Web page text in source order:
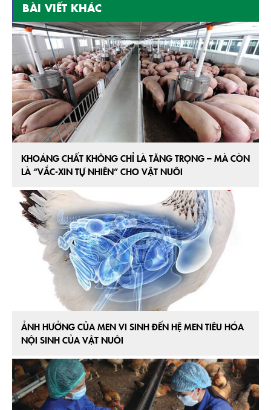
BÀI VIẾT KHÁC
KHOÁNG CHẤT KHÔNG CHỈ LÀ TĂNG TRỌNG – MÀ CÒN
LÀ “VẮC-XIN TỰ NHIÊN” CHO VẬT NUÔI
ẢNH HƯỞNG CỦA MEN VI SINH ĐẾN HỆ MEN TIÊU HÓA
NỘI SINH CỦA VẬT NUÔI